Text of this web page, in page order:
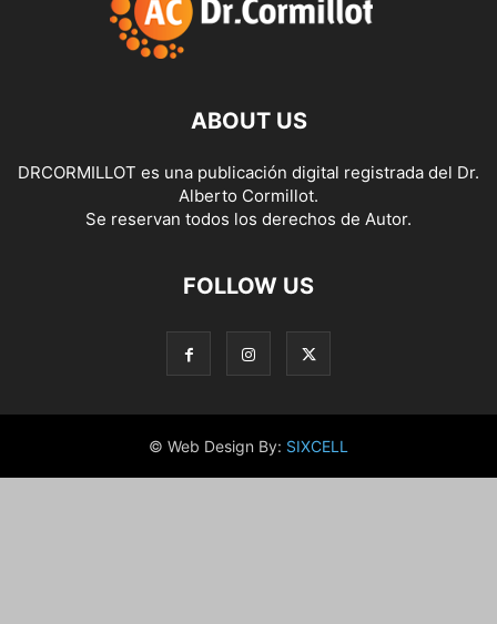
ABOUT US
DRCORMILLOT es una publicación digital registrada del Dr.
Alberto Cormillot.
Se reservan todos los derechos de Autor.
FOLLOW US
© Web Design By: SIXCELL